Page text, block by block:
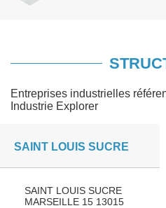
Entreprises industrielles
Industrie Explorer
SAINT LOUIS SUCRE
SAINT LOUIS SUCRE
MARSEILLE 15 13015